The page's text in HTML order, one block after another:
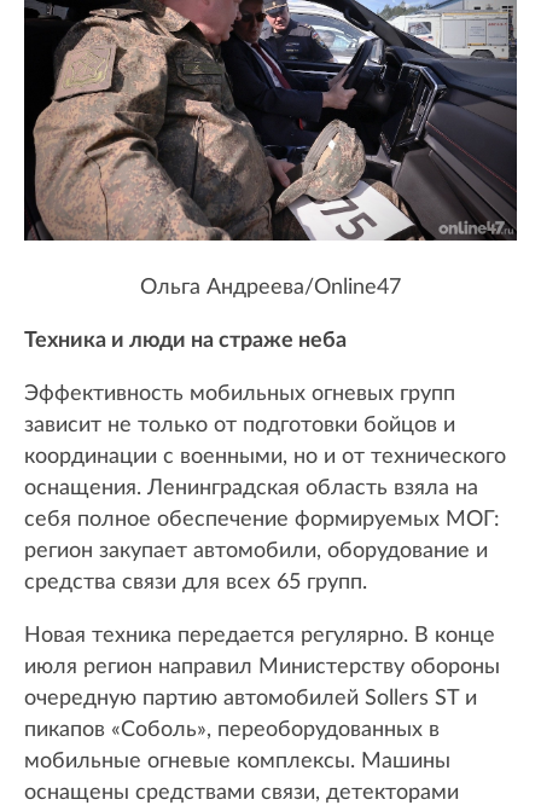
Ольга Андреева/Online47
Техника и люди на страже неба
Эффективность мобильных огневых групп
зависит не только от подготовки бойцов и
координации с военными, но и от технического
оснащения. Ленинградская область взяла на
себя полное обеспечение формируемых МОГ:
регион закупает автомобили, оборудование и
средства связи для всех 65 групп.
Новая техника передается регулярно. В конце
июля регион направил Министерству обороны
очередную партию автомобилей Sollers ST и
пикапов «Соболь», переоборудованных в
мобильные огневые комплексы. Машины
оснащены средствами связи, детекторами